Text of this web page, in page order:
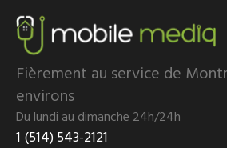
Fièrement au service de
environs
Du lundi au dimanche 24h/24h
1 (514) 543-2121